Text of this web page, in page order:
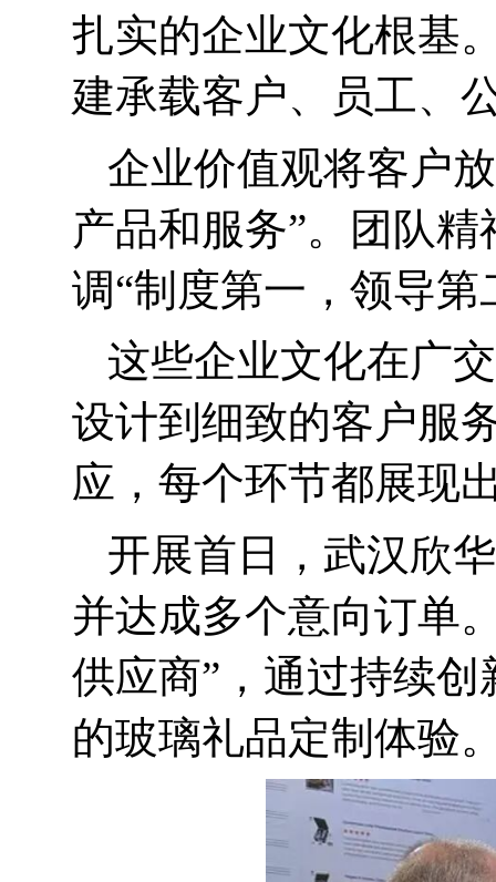
扎实的企业文化根基
建承载客户、员工、
企业价值观将客户
产品和服务”。
团队精
调“制度第一，领导第
这些企业文化在广
设计到细致的客户服
应，每个环节都展现
开展首日，武汉欣
并达成多个意向订单
供应商”，通过持续
的玻璃礼品定制体验